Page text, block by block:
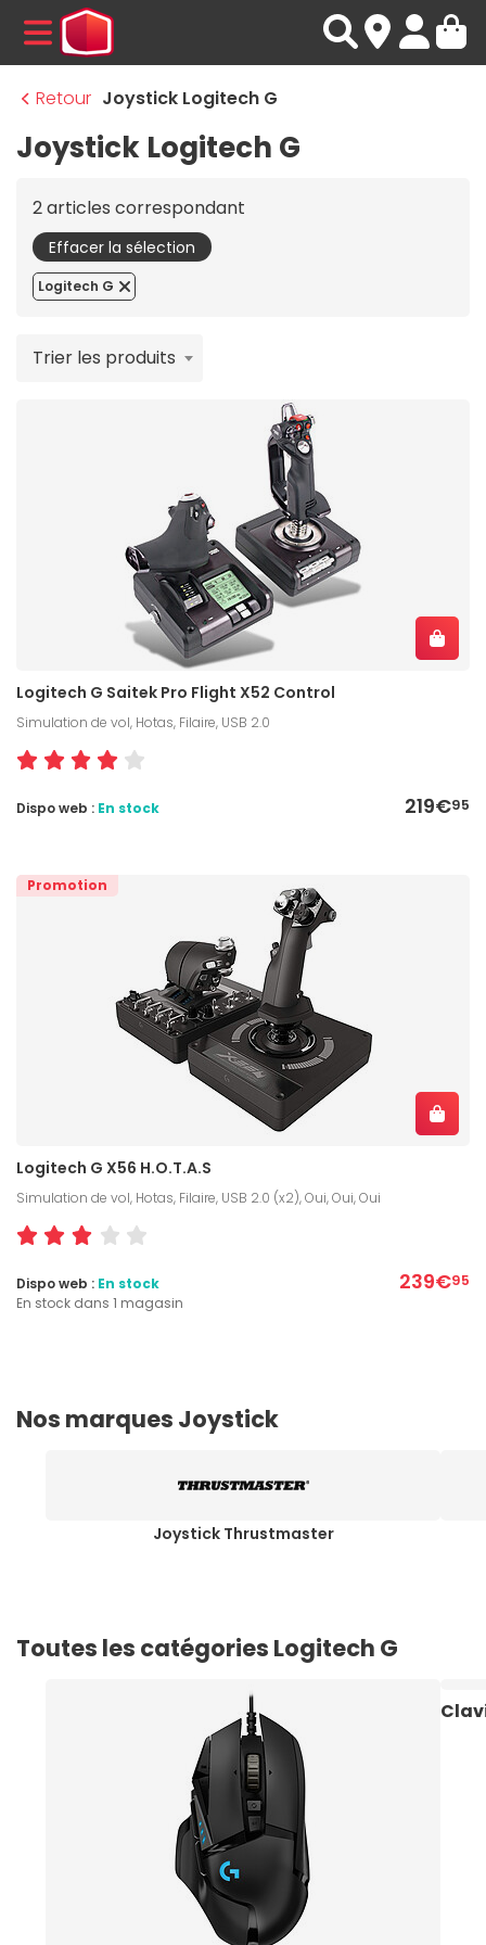
MENU
Retour Joystick Logitech G
Joystick Logitech G
2 articles correspondant
Effacer la sélection
Logitech G
Trier les produits
Logitech G Saitek Pro Flight X52 Control
Simulation de vol, Hotas, Filaire, USB 2.0
219€95
Dispo web : En stock
Promotion
Logitech G X56 H.O.T.A.S
Simulation de vol, Hotas, Filaire, USB 2.0 (x2), Oui, Oui, Oui
239€95
Dispo web : En stock
En stock dans 1 magasin
Nos marques Joystick
Joystick Thrustmaster
Toutes les catégories Logitech G